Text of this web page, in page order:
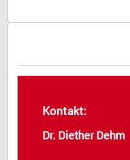
Kontakt:
Dr. Diether Dehm